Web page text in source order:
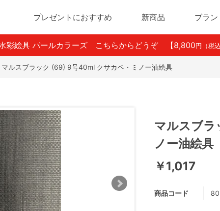
プレゼントにおすすめ 新商品 ブラン
彩絵具 パールカラーズ こちらからどうぞ 【8,800 円（税込
マルスブラック (69) 9号40ml クサカベ・ミノー油絵具
マルスブ
ノー油絵具
￥1,017
商品コード